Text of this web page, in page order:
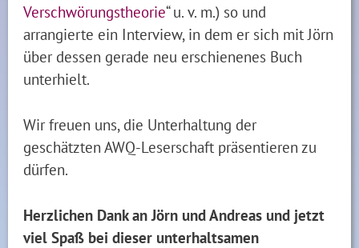
Verschwörungstheorie“ u. v. m.) so und
arrangierte ein Interview, in dem er sich mit Jörn
über dessen gerade neu erschienenes Buch
unterhielt.
Wir freuen uns, die Unterhaltung der
geschätzten AWQ-Leserschaft präsentieren zu
dürfen.
Herzlichen Dank an Jörn und Andreas und jetzt
viel Spaß bei dieser unterhaltsamen